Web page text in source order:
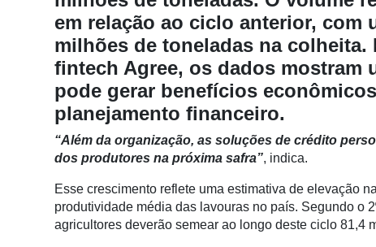
Automação
Robótica
Conectividade
Commerce
em relação ao ciclo anterior, com
milhões de toneladas na colheita.
fintech Agree, os dados mostram
pode gerar benefícios
planejamento financeiro.
“Além da organização, as soluções de crédito
dos produtores na próxima safra”, indica.
Esse crescimento reflete uma estimativa de elevação
produtividade média das lavouras no país. Segundo o
agricultores deverão semear ao longo deste ciclo 81,4